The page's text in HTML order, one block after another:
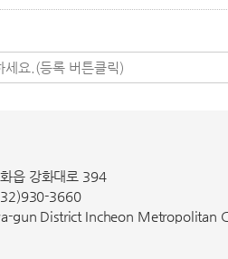
읍 강화대로 394
3660
gun District Incheon Metropolitan